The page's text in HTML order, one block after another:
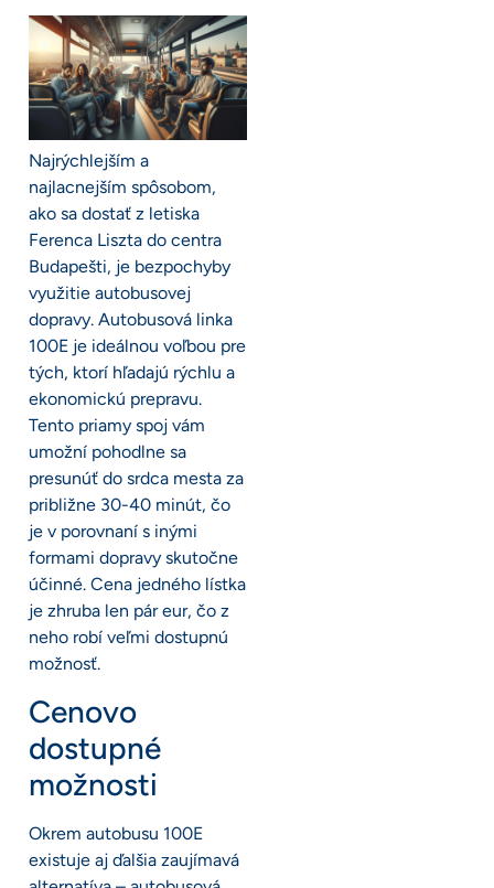
Najrýchlejším a
najlacnejším spôsobom,
ako sa dostať z letiska
Ferenca Liszta do centra
Budapešti, je bezpochyby
využitie autobusovej
dopravy. Autobusová linka
100E je ideálnou voľbou pre
tých, ktorí hľadajú rýchlu a
ekonomickú prepravu.
Tento priamy spoj vám
umožní pohodlne sa
presunúť do srdca mesta za
približne 30-40 minút, čo
je v porovnaní s inými
formami dopravy skutočne
účinné. Cena jedného lístka
je zhruba len pár eur, čo z
neho robí veľmi dostupnú
možnosť.
Cenovo
dostupné
možnosti
Okrem autobusu 100E
existuje aj ďalšia zaujímavá